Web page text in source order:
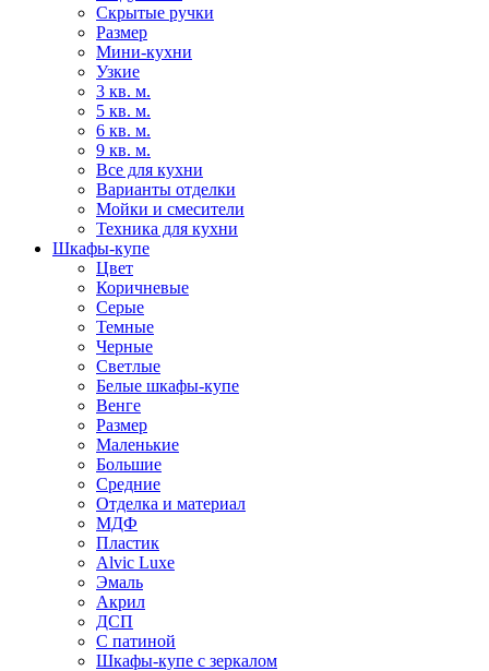
Скрытые ручки
Размер
Мини-кухни
Узкие
3 кв. м.
5 кв. м.
6 кв. м.
9 кв. м.
Все для кухни
Варианты отделки
Мойки и смесители
Техника для кухни
Шкафы-купе
Цвет
Коричневые
Серые
Темные
Черные
Светлые
Белые шкафы-купе
Венге
Размер
Маленькие
Большие
Средние
Отделка и материал
МДФ
Пластик
Alvic Luxe
Эмаль
Акрил
ДСП
С патиной
Шкафы-купе с зеркалом